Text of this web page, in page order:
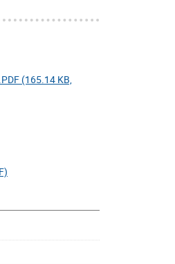
(165.14 KB,